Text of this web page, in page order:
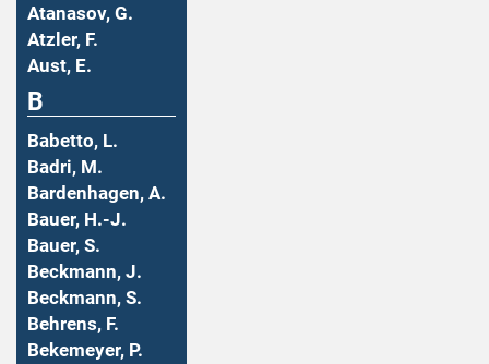
Atanasov, G.
Atzler, F.
Aust, E.
B
Babetto, L.
Badri, M.
Bardenhagen, A.
Bauer, H.-J.
Bauer, S.
Beckmann, J.
Beckmann, S.
Behrens, F.
Bekemeyer, P.